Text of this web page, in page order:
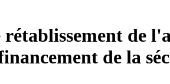
de
de la